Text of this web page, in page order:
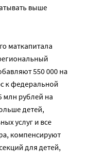
выше
маткапитала
550 000 на
к федеральной
млн рублей на
детей,
услуг и все
компенсируют
для детей,